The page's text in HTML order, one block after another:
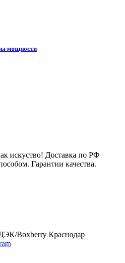
мощности
искуство! Доставка по РФ
Гарантии качества.
Boxberry Краснодар